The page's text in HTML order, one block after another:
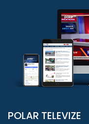
POLAR TELEVIZE